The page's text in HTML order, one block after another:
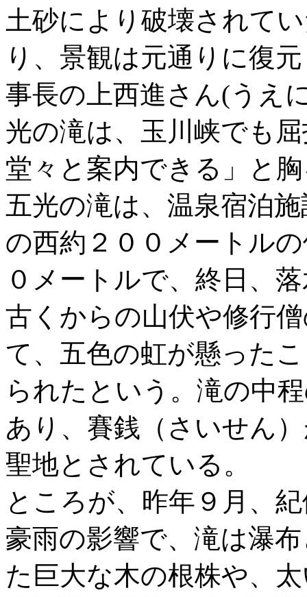
土砂により破壊されて
り、景観は元通りに復
事長の上西進さん(うえ
光の滝は、玉川峡でも
堂々と案内できる」と
五光の滝は、温泉宿泊
の西約２００メートル
０メートルで、終日、
古くからの山伏や修行
て、五色の虹が懸った
られたという。滝の中
あり、賽銭（さいせん
聖地とされている。
ところが、昨年９月、
豪雨の影響で、滝は瀑
た巨大な木の根株や、